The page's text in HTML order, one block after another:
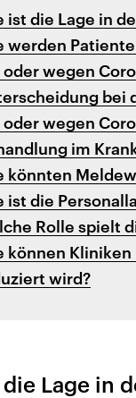
ist die Lage in
werden
wegen
bei
wegen
im
könnten
ist die
Rolle spielt
können
wird?
Lage in